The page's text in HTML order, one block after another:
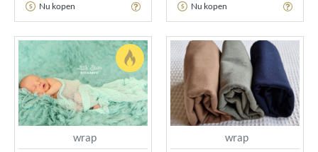
Nu kopen Nu kopen
wrap wrap